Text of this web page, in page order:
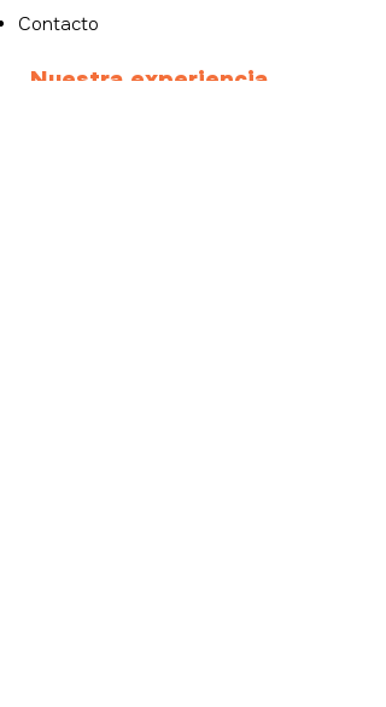
Contacto
Nuestra experiencia